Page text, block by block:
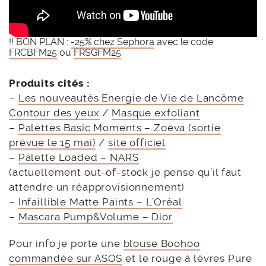
!! BON PLAN : -25% chez Sephora avec le code
FRCBFM25 ouFRSGFM25
Produits cités :
– Les nouveautés Energie de Vie de Lancôme
Contour des yeux / Masque exfoliant
– Palettes Basic Moments – Zoeva (sortie
prévue le 15 mai) /site officiel
– Palette Loaded – NARS
(actuellement out-of-stock je pense qu’il faut
attendre un réapprovisionnement)
– Infaillible Matte Paints – L’Oréal
– Mascara Pump&Volume – Dior
Pour info je porte une blouse Boohoo
commandée sur ASOS et le rouge à lèvres Pure